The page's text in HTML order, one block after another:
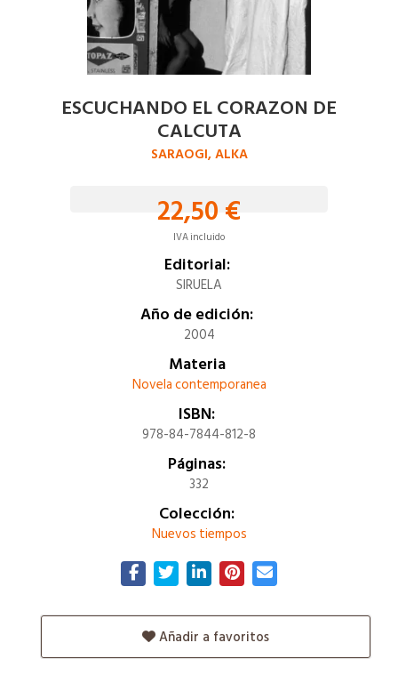
ESCUCHANDO EL CORAZON DE
CALCUTA
SARAOGI, ALKA
22,50 €
IVA incluido
Editorial:
SIRUELA
Año de edición:
2004
Materia
Novela contemporanea
ISBN:
978-84-7844-812-8
Páginas:
332
Colección:
Nuevos tiempos
Añadir a favoritos